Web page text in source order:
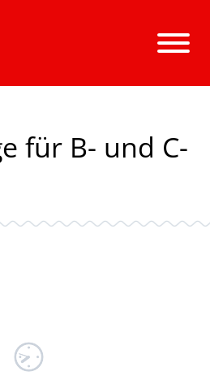
für B- und C-